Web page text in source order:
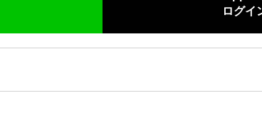
ログイ